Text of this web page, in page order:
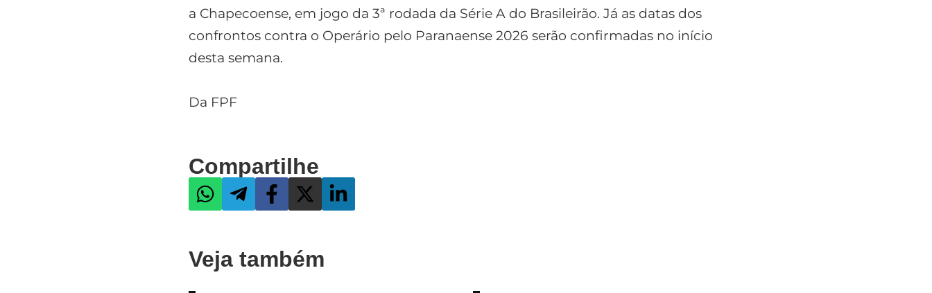
a Chapecoense, em jogo da 3ª rodada da Série A do Brasileirão. Já as datas dos
confrontos contra o Operário pelo Paranaense 2026 serão confirmadas no início
desta semana.
Da FPF
Compartilhe
Veja também